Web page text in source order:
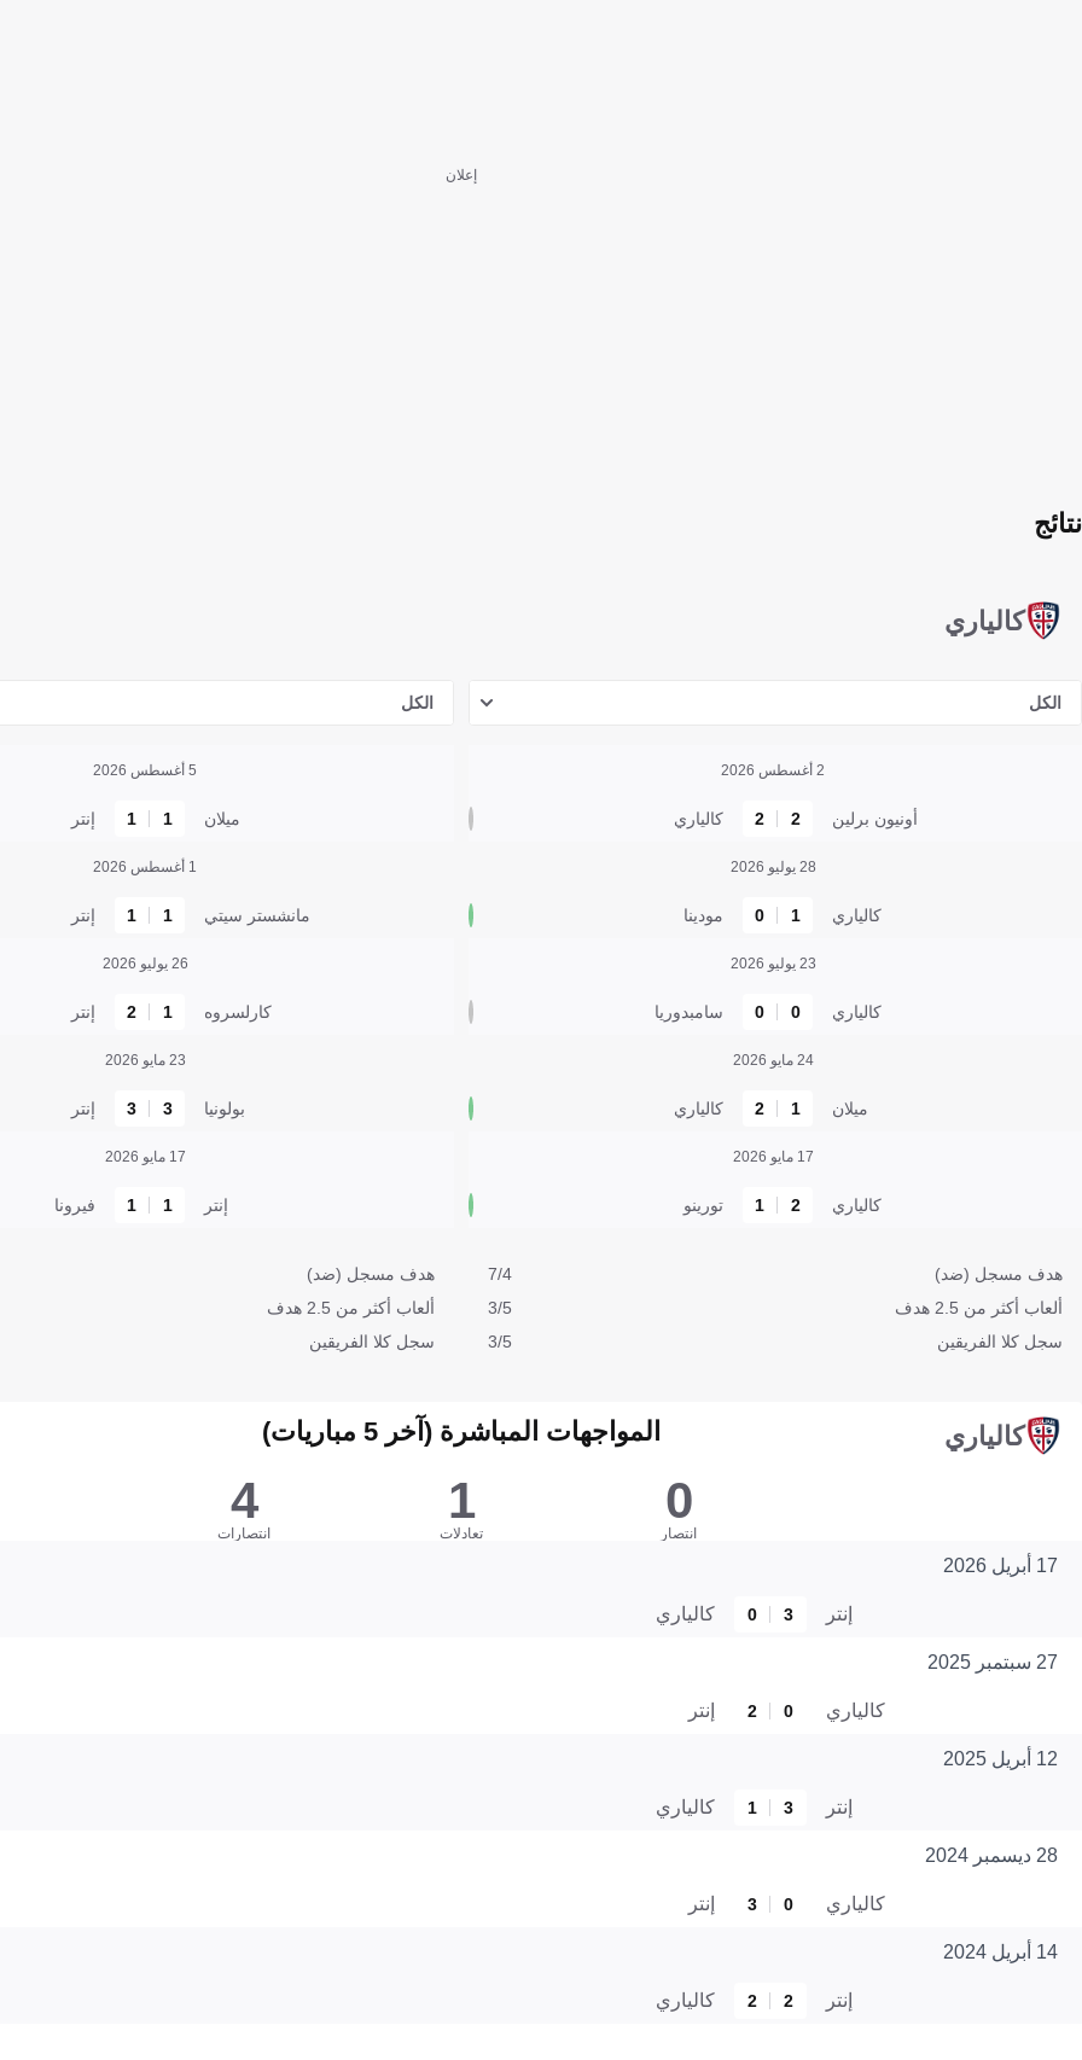
إعلان
كالياري
نتائج
الكل
2 أغسطس 2026
أونيون برلين 2
2 كالياري
28 يوليو 2026
كالياري 1
0 مودينا
23 يوليو 2026
كالياري 0
0 سامبدوريا
24 مايو 2026
ميلان 1
2 كالياري
17 مايو 2026
كالياري 2
1 تورينو
هدف مسجل (ضد)
7/4
ألعاب أكثر من 2.5 هدف
3/5
سجل كلا الفريقين
3/5
الكل
5 أغسطس 2026
ميلان 1
1 إنتر
1 أغسطس 2026
مانشستر سيتي 1
1 إنتر
26 يوليو 2026
كارلسروه 1
2 إنتر
23 مايو 2026
بولونيا 3
3 إنتر
17 مايو 2026
إنتر 1
1 فيرونا
هدف مسجل (ضد)
ألعاب أكثر من 2.5 هدف
سجل كلا الفريقين
كالياري المواجهات المباشرة (آخر 5 مباريات)
0
انتصار
1
تعادلات
4
انتصارات
17 أبريل 2026
إنتر 3
0 كالياري
27 سبتمبر 2025
كالياري 0
2 إنتر
12 أبريل 2025
إنتر 3
1 كالياري
28 ديسمبر 2024
كالياري 0
3 إنتر
14 أبريل 2024
إنتر 2
2 كالياري